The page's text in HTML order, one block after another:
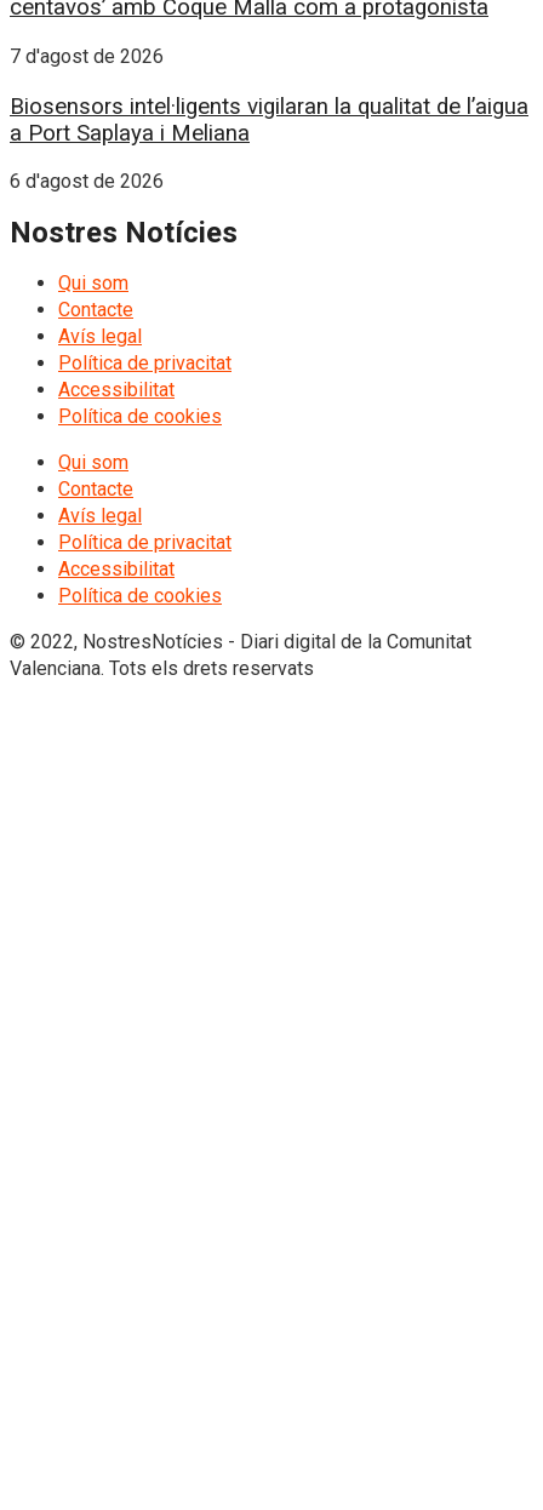
centavos’ amb Coque Malla com a protagonista
7 d'agost de 2026
Biosensors intel·ligents vigilaran la qualitat de l’aigua
a Port Saplaya i Meliana
6 d'agost de 2026
Nostres Notícies
Qui som
Contacte
Avís legal
Política de privacitat
Accessibilitat
Política de cookies
Qui som
Contacte
Avís legal
Política de privacitat
Accessibilitat
Política de cookies
© 2022, NostresNotícies - Diari digital de la Comunitat
Valenciana. Tots els drets reservats